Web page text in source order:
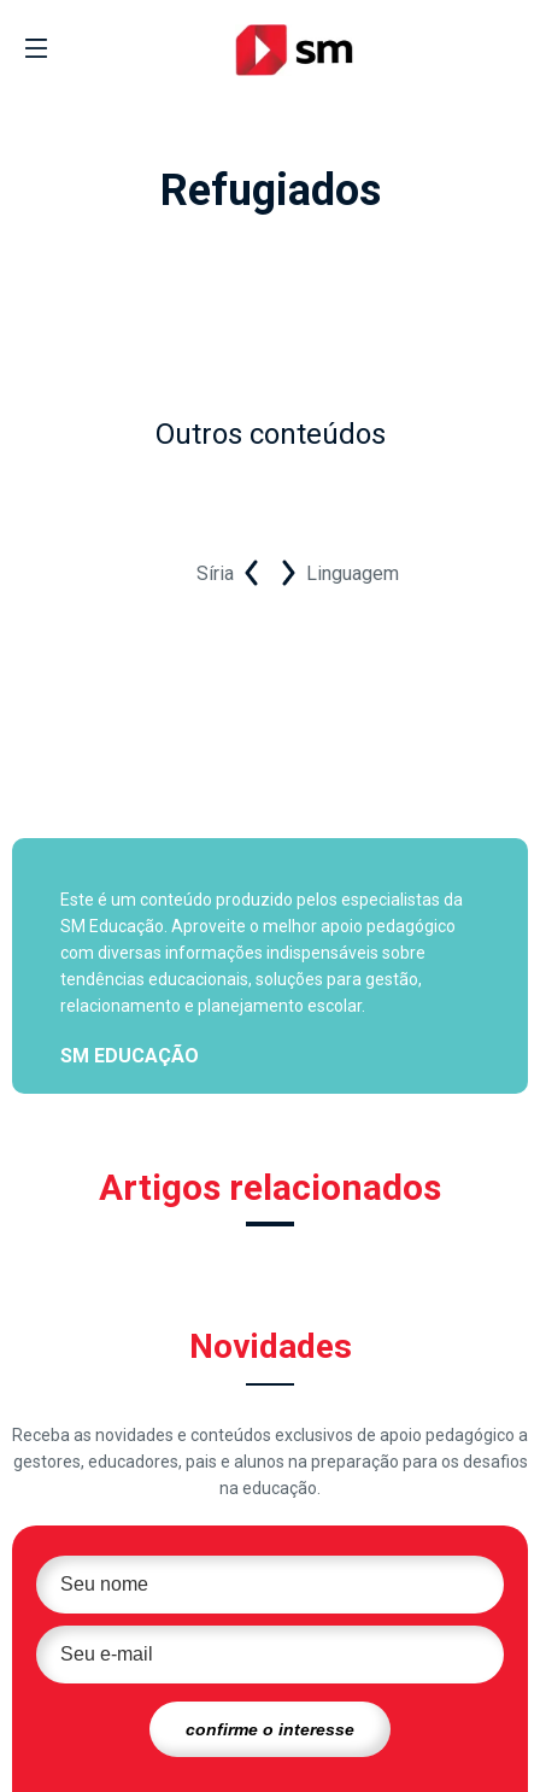
Refugiados
Outros conteúdos
Síria Linguagem
Este é um conteúdo produzido pelos especialistas da
SM Educação. Aproveite o melhor apoio pedagógico
com diversas informações indispensáveis sobre
tendências educacionais, soluções para gestão,
relacionamento e planejamento escolar.
SM EDUCAÇÃO
Artigos relacionados
Novidades
Receba as novidades e conteúdos exclusivos de apoio pedagógico a
gestores, educadores, pais e alunos na preparação para os desafios
na educação.